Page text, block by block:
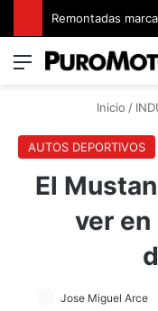
Menú
Inicio /
AUTOS DEPORTIVOS
El
ver
Jose Miguel Arce